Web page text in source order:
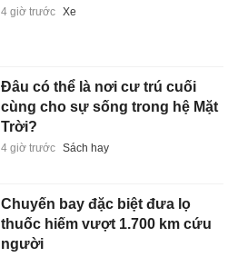
4 giờ trước Xe
Đâu có thể là nơi cư trú cuối
cùng cho sự sống trong hệ Mặt
Trời?
4 giờ trước Sách hay
Chuyến bay đặc biệt đưa lọ
thuốc hiếm vượt 1.700 km cứu
người